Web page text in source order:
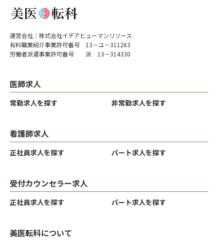
運営会社：株式会社イデアヒューマンリソース
有料職業紹介事業許可番号 13－ユ－311263
労働者派遣事業許可番号 派 13－314330
医師求人
常勤求人を探す 非常勤求人を探す
看護師求人
正社員求人を探す パート求人を探す
受付カウンセラー求人
正社員求人を探す パート求人を探す
美医転科について